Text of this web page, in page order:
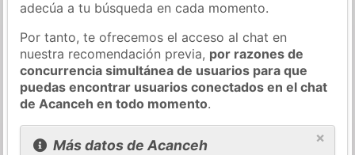
adecúa a tu búsqueda en cada momento.
Por tanto, te ofrecemos el acceso al chat en
nuestra recomendación previa, por razones de
concurrencia simultánea de usuarios para que
puedas encontrar usuarios conectados en el chat
de Acanceh en todo momento.
×
Más datos de Acanceh